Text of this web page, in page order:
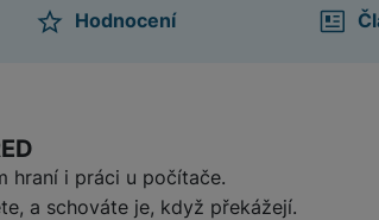
Hodnocení
hraní i práci u počítače.
a schováte je, když překážejí.